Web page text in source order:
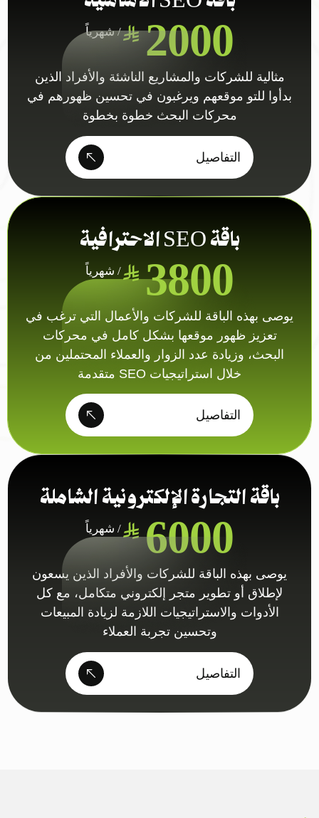
2000 / شهرياً
مثالية للشركات والمشاريع الناشئة والأفراد الذين
بدأوا للتو موقعهم ويرغبون في تحسين ظهورهم في
محركات البحث خطوة بخطوة
التفاصيل
باقة SEO الاحترافية
3800 / شهرياً
يوصى بهذه الباقة للشركات والأعمال التي ترغب في
تعزيز ظهور موقعها بشكل كامل في محركات
البحث، وزيادة عدد الزوار والعملاء المحتملين من
خلال استراتيجيات SEO متقدمة
التفاصيل
باقة التجارة الإلكترونية الشاملة
6000 / شهرياً
يوصى بهذه الباقة للشركات والأفراد الذين يسعون
لإطلاق أو تطوير متجر إلكتروني متكامل، مع كل
الأدوات والاستراتيجيات اللازمة لزيادة المبيعات
وتحسين تجربة العملاء
التفاصيل